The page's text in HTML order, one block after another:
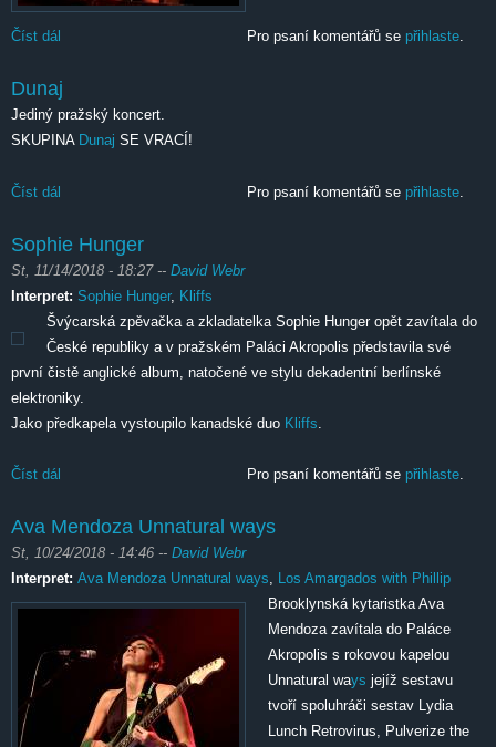
Číst dál Pro psaní komentářů se přihlaste.
Dunaj
Jediný pražský koncert.
SKUPINA Dunaj SE VRACÍ!
Číst dál Pro psaní komentářů se přihlaste.
Sophie Hunger
St, 11/14/2018 - 18:27-- David Webr
Interpret: Sophie Hunger, Kliffs
Švýcarská zpěvačka a zkladatelka Sophie Hunger opět zavítala do
České republiky a v pražském Paláci Akropolis představila své
první čistě anglické album, natočené ve stylu dekadentní berlínské
elektroniky.
Jako předkapela vystoupilo kanadské duo Kliffs
Číst dál Pro psaní komentářů se přihlaste.
Ava Mendoza Unnatural ways
St, 10/24/2018 - 14:46 -- David Webr
Interpret: Ava Mendoza Unnatural ways, Los Amargados with Phillip
Brooklynská kytaristka Ava
Mendoza zavítala do Paláce
Akropolis s rokovou kapelou
Unnatural ways jejíž sestavu
tvoří spoluhráči sestav Lydia
Lunch Retrovirus, Pulverize the